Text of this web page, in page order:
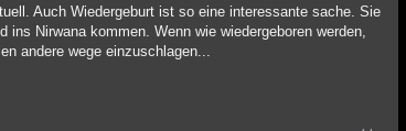
Auch Wiedergeburt ist so eine interessante sache. Sie
Nirwana kommen. Wenn wie wiedergeboren werden,
andere wege einzuschlagen...